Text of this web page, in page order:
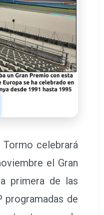
celebrará
el Gran
primera de las
de